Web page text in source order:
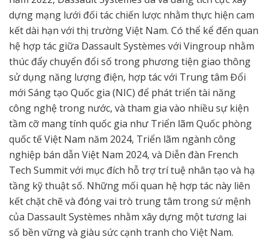
dựng mạng lưới đối tác chiến lược nhằm thực hiện cam
kết dài hạn với thị trường Việt Nam. Có thể kể đến quan
hệ hợp tác giữa Dassault Systèmes với Vingroup nhằm
thúc đẩy chuyển đổi số trong phương tiện giao thông
sử dụng năng lượng điện, hợp tác với Trung tâm Đổi
mới Sáng tạo Quốc gia (NIC) để phát triển tài năng
công nghệ trong nước, và tham gia vào nhiều sự kiện
tầm cỡ mang tính quốc gia như Triển lãm Quốc phòng
quốc tế Việt Nam năm 2024, Triển lãm ngành công
nghiệp bán dẫn Việt Nam 2024, và Diễn đàn French
Tech Summit với mục đích hỗ trợ trí tuệ nhân tạo và hạ
tầng kỹ thuật số. Những mối quan hệ hợp tác này liên
kết chặt chẽ và đóng vai trò trung tâm trong sứ mệnh
của Dassault Systèmes nhằm xây dựng một tương lai
số bền vững và giàu sức cạnh tranh cho Việt Nam.